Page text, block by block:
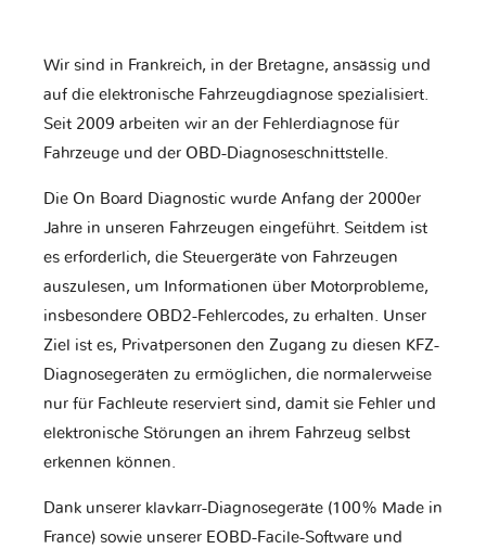
Wir sind in Frankreich, in der Bretagne, ansässig und
auf die elektronische Fahrzeugdiagnose spezialisiert.
Seit 2009 arbeiten wir an der Fehlerdiagnose für
Fahrzeuge und der OBD-Diagnoseschnittstelle.
Die On Board Diagnostic wurde Anfang der 2000er
Jahre in unseren Fahrzeugen eingeführt. Seitdem ist
es erforderlich, die Steuergeräte von Fahrzeugen
auszulesen, um Informationen über Motorprobleme,
insbesondere OBD2-Fehlercodes, zu erhalten. Unser
Ziel ist es, Privatpersonen den Zugang zu diesen KFZ-
Diagnosegeräten zu ermöglichen, die normalerweise
nur für Fachleute reserviert sind, damit sie Fehler und
elektronische Störungen an ihrem Fahrzeug selbst
erkennen können.
Dank unserer klavkarr-Diagnosegeräte (100% Made in
France) sowie unserer EOBD-Facile-Software und